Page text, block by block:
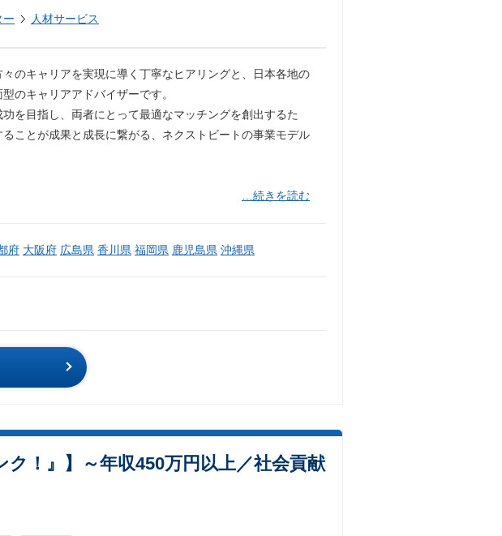
ー 人材サービス
のキャリアを実現に導く丁寧なヒアリングと、日本各地の
のキャリアアドバイザーです。
を目指し、両者にとって最適なマッチングを創出するた
ことが成果と成長に繋がる、ネクストビートの事業モデル
…続きを読む
府 大阪府 広島県 香川県 福岡県 鹿児島県 沖縄県
！』】～年収450万円以上／社会貢献